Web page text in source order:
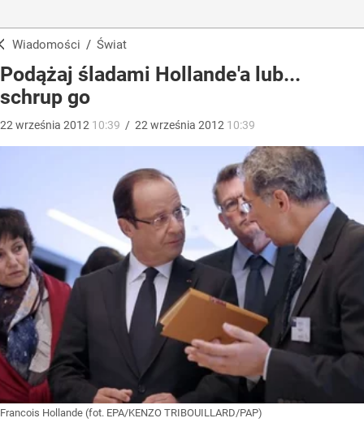
Wiadomości / Świat
Podążaj śladami Hollande'a lub...
schrup go
22 września 2012 10:39 / 22 września 2012 10:39
Francois Hollande (fot. EPA/KENZO TRIBOUILLARD/PAP)